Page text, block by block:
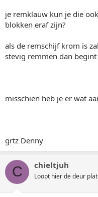
je remklauw kun je die
blokken eraf zijn?
als de remschijf krom is
stevig remmen dan
misschien heb je er wat
grtz Denny
C chieltjuh
Loopt hier de deur plat